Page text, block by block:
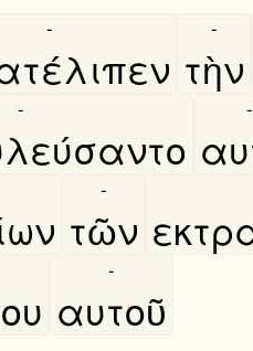
-
τὴν
-
- -
τῶν
-
αυτοῦ
-